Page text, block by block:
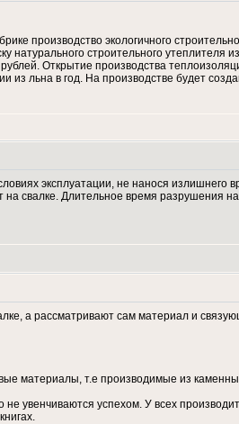
производство экологичного
натурального строительного утеплителя
Открытие производства
льна в год. На производстве будет
эксплуатации, не нанося излишнего
на свалке. Длительное время разрушения
а рассматривают сам материал и
материалы, т.е производимые из
увенчиваются успехом. У всех